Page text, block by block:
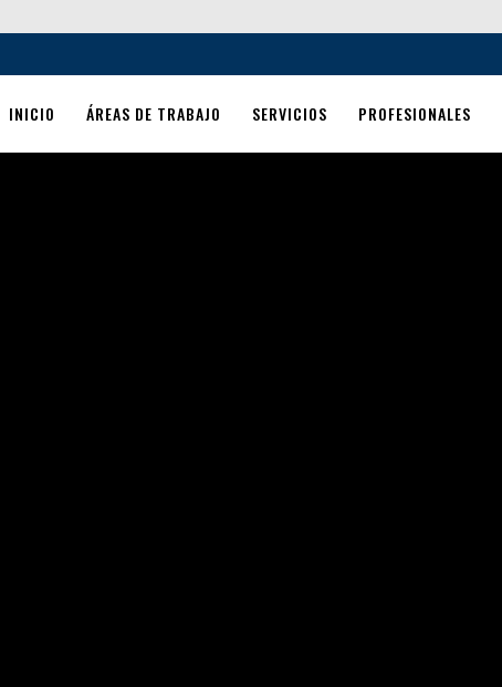
INICIO ÁREAS DE TRABAJO SERVICIOS PROFESIONALES